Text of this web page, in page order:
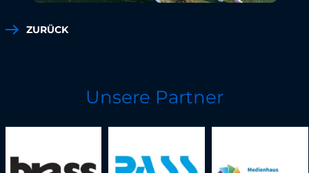
ZURÜCK
Unsere Partner